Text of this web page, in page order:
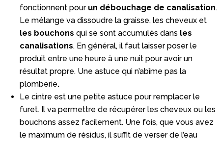
fonctionnent pour un débouchage de canalisation.
Le mélange va dissoudre la graisse, les cheveux et
les bouchons qui se sont accumulés dans les
canalisations. En général, il faut laisser poser le
produit entre une heure à une nuit pour avoir un
résultat propre. Une astuce qui n’abîme pas la
plomberie.
Le cintre est une petite astuce pour remplacer le
furet. Il va permettre de récupérer les cheveux ou les
bouchons assez facilement. Une fois, que vous avez
le maximum de résidus, il suffit de verser de l’eau